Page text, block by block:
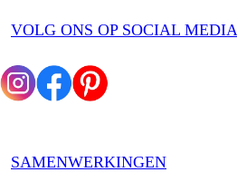
VOLG ONS OP SOCIAL MEDIA
SAMENWERKINGEN